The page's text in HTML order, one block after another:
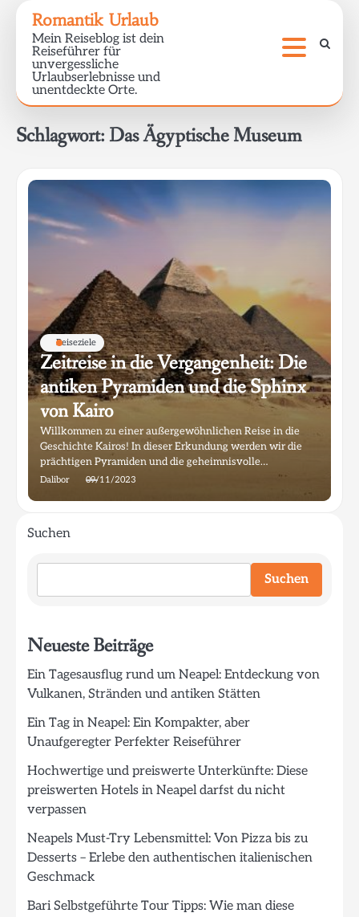
content
Romantik Urlaub
Mein Reiseblog ist dein
Reiseführer für
unvergessliche
Urlaubserlebnisse und
unentdeckte Orte.
Schlagwort: Das Ägyptische Museum
Reiseziele
Zeitreise in die Vergangenheit: Die
antiken Pyramiden und die Sphinx
von Kairo
Willkommen zu einer außergewöhnlichen Reise in die
Geschichte Kairos! In dieser Erkundung werden wir die
prächtigen Pyramiden und die geheimnisvolle…
Dalibor 09/11/2023
Suchen
Suchen
Neueste Beiträge
Ein Tagesausflug rund um Neapel: Entdeckung von
Vulkanen, Stränden und antiken Stätten
Ein Tag in Neapel: Ein Kompakter, aber
Unaufgeregter Perfekter Reiseführer
Hochwertige und preiswerte Unterkünfte: Diese
preiswerten Hotels in Neapel darfst du nicht
verpassen
Neapels Must-Try Lebensmittel: Von Pizza bis zu
Desserts – Erlebe den authentischen italienischen
Geschmack
Bari Selbstgeführte Tour Tipps: Wie man diese